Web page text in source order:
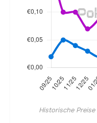
Historische